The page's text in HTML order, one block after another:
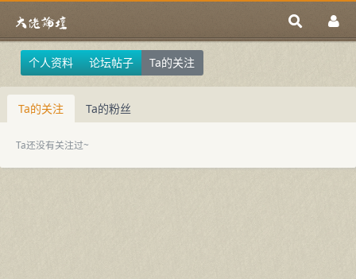
个人资料 论坛帖子 Ta的关注
Ta的关注 Ta的粉丝
Ta还没有关注过~